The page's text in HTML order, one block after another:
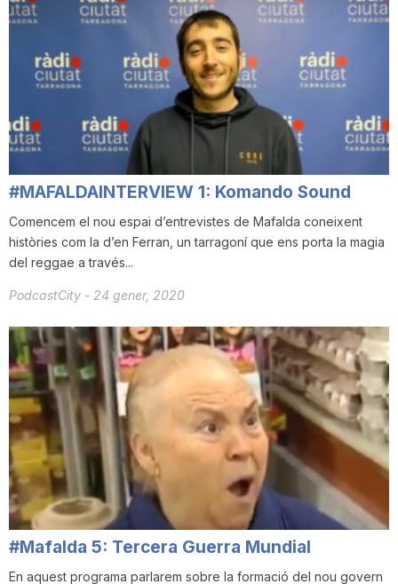
#MAFALDAINTERVIEW 1: Komando Sound
Comencem el nou espai d’entrevistes de Mafalda coneixent
històries com la d’en Ferran, un tarragoní que ens porta la magia
del reggae a través...
PodcastCity - 24 gener, 2020
#Mafalda 5: Tercera Guerra Mundial
En aquest programa parlarem sobre la formació del nou govern